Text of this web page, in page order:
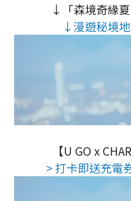
↓「森境奇緣
↓漫遊秘境
【U GO x
> 打卡即送充電